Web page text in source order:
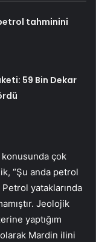
tahminini
59 Bin Dekar
çok
“Şu anda petrol
Petrol yataklarında
Jeolojik
yaptığım
Mardin ilini